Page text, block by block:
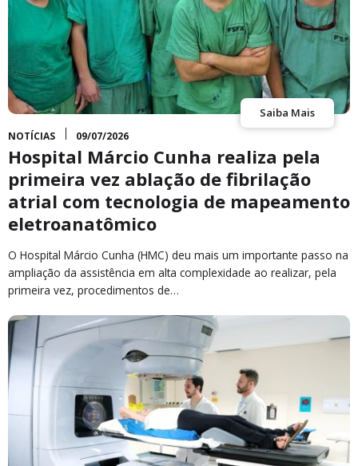
Saiba Mais
NOTÍCIAS 09/07/2026
Hospital Márcio Cunha realiza pela
primeira vez ablação de fibrilação
atrial com tecnologia de mapeamento
eletroanatômico
O Hospital Márcio Cunha (HMC) deu mais um importante passo na
ampliação da assistência em alta complexidade ao realizar, pela
primeira vez, procedimentos de…